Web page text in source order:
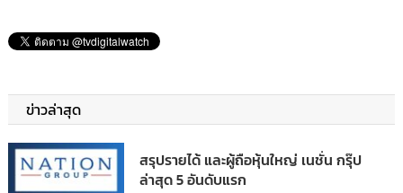
ข่าวล่าสุด
สรุปรายได้ และผู้ถือหุ้นใหญ่ เนชั่น กรุ๊ป
ล่าสุด 5 อันดับแรก